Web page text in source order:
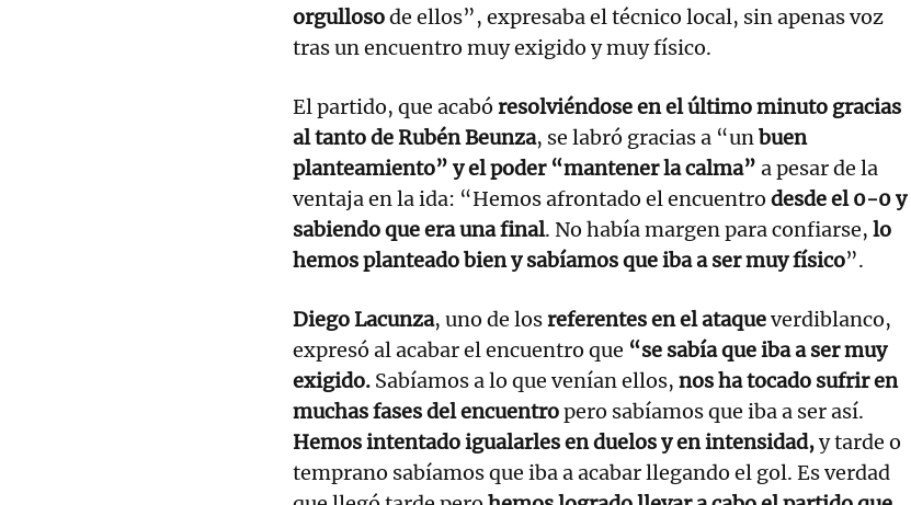
orgullosode ellos”, expresaba el técnico local, sin apenas voz
tras un encuentro muy exigido y muy físico.
El partido, que acabó resolviéndose en el último minuto gracias
al tanto de Rubén Beunza, se labró gracias a “unbuen
planteamiento” y el poder “mantener la calma” a pesar de la
ventaja en la ida: “Hemos afrontado el encuentro desde el 0-0 y
sabiendo que era una final. No había margen para confiarse, lo
hemos planteado bien y sabíamos que iba a ser muy físico”.
Diego Lacunza, uno de losreferentes en el ataqueverdiblanco,
expresó al acabar el encuentro que “se sabía que iba a ser muy
exigido. Sabíamos a lo que venían ellos, nos ha tocado sufrir en
muchas fases del encuentropero sabíamos que iba a ser así.
Hemos intentado igualarles en duelos y en intensidad,y tarde o
temprano sabíamos que iba a acabar llegando el gol. Es verdad